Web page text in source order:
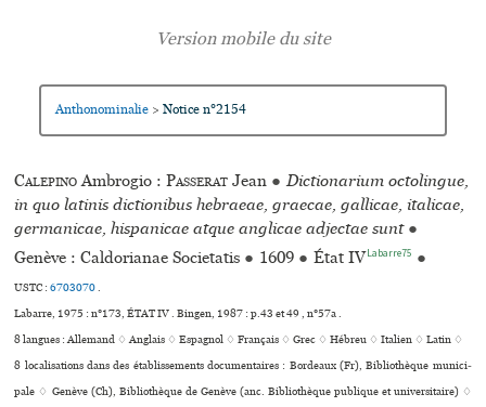
Anthonominalie > Notice n°2154
CalepinoAmbrogio :Passerat Jean ● Dictionarium octolingue,
in quo latinis dictionibus hebraeae, graecae, gallicae, italicae,
germanicae, hispanicae atque anglicae adjectae sunt ●
Genève : Caldorianae Societatis ● 1609 ● État IVLabarre75 ●
USTC :6703070.
Labarre, 1975 : n°173, ÉTAT IV . Bingen, 1987 : p.43 et 49 , n°57a .
8 langues :Allemand ♢Anglais ♢Espagnol ♢Français ♢Grec ♢Hébreu ♢Italien ♢Latin ♢
8 localisations dans des établissements documentaires : Bordeaux (Fr), Bibliothèque muni­ci­
pale ♢ Genève (Ch), Bibliothèque de Genève (anc. Bibliothèque publi­que et uni­ver­si­taire) ♢